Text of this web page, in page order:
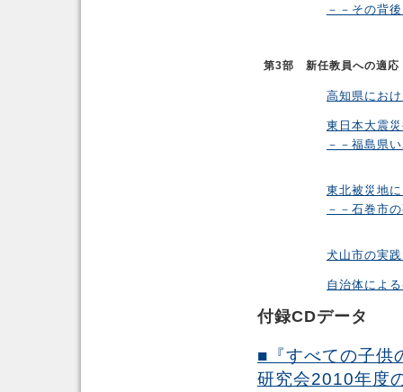
－－その背
第3部 新任教員への適応
高知県にお
東日本大震
－－福島県
東北被災地
－－石巻市
犬山市の実
自治体によ
付録CDデータ
■『すべての子供
研究会2010年度